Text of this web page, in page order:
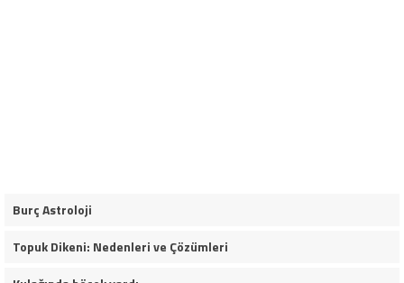
Burç Astroloji
Topuk Dikeni: Nedenleri ve Çözümleri